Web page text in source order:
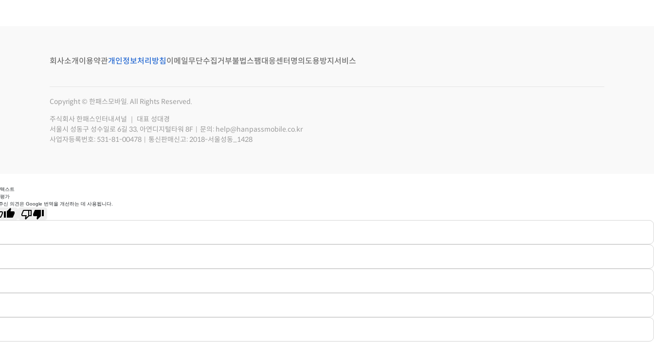
회사소개이용약관개인정보처리방침이메일무단수집거부불법스팸대응센터 명의도용방지서비스
Copyright © 한패스모바일. All Rights Reserved.
주식회사 한패스인터내셔널 ｜ 대표 성대경
서울시 성동구 성수일로 6길 33, 아연디지털타워 8F
문의: help@hanpassmobile.co.kr
사업자등록번호: 531-81-00478
통신판매신고: 2018-서울성동_1428
스트
가
신 의견은 Google 번역을 개선하는 데 사용됩니다.